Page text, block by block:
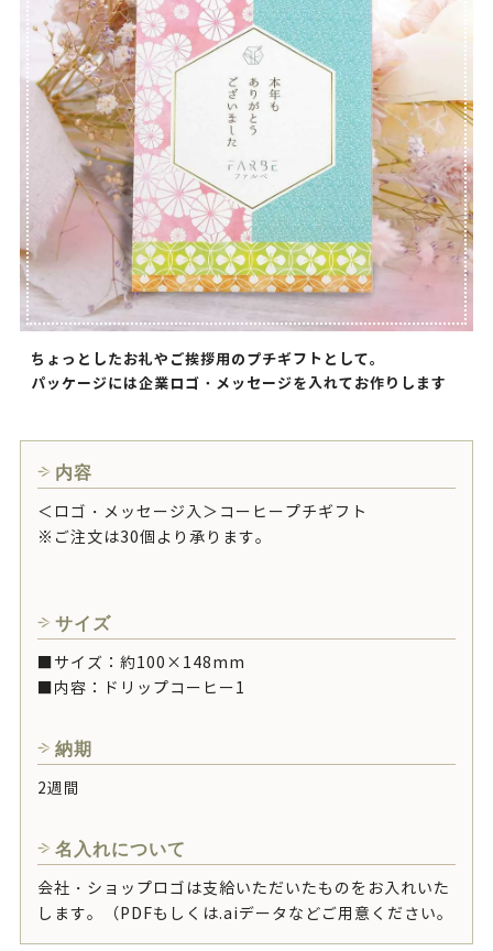
ちょっとしたお礼やご挨拶用のプチギフトとして。
パッケージには企業ロゴ・メッセージを入れてお作りします
内容
＜ロゴ・メッセージ入＞コーヒープチギフト
※ご注文は30個より承ります。
サイズ
■サイズ：約100×148mm
■内容：ドリップコーヒー1
納期
2週間
名入れについて
会社・ショップロゴは支給いただいたものをお入れいた
します。（PDFもしくは.aiデータなどご用意ください。